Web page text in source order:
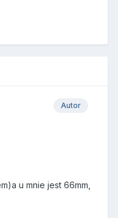
Autor
u mnie jest 66mm,